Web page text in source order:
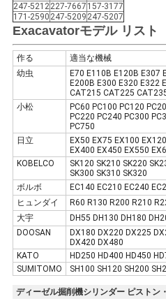
247-5212 227-7667 157-3177
171-2590 247-5209 247-5207
Exacavatorモデル リスト
作る
適当な機械
幼虫
E70 E110B E120B E307
E200B E300 E320 E322
CAT215 CAT225
小松
PC60 PC100 PC120
PC220 PC240 PC300
PC750
日立
EX50 EX75 EX100
EX400 EX450 EX550
KOBELCO
SK120 SK210 SK220
SK300 SK310 SK320
ボルボ
EC140 EC210 EC240
ヒュンダイ
R60 R130 R200 R210
大宇
DH55 DH130 DH180
DOOSAN
DX180 DX220 DX225
DX420 DX480
KATO
HD250 HD400 HD450
SUMITOMO
SH100 SH120 SH200
ディーゼル掘削機シリンダー ピストン